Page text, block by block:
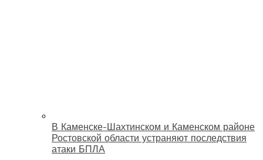
В Каменске-Шахтинском и Каменском районе
Ростовской области устраняют последствия
атаки БПЛА